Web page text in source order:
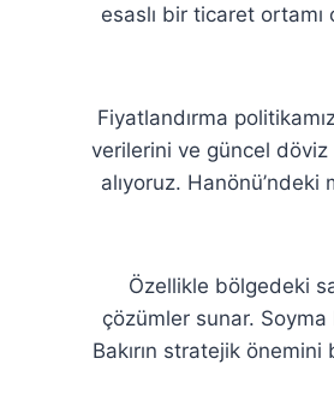
esaslı bir ticaret
Fiyatlandırma
verilerini ve güncel döviz
alıyoruz.
Özellikle bölgedeki
çözümler sunar.
Bakırın stratejik